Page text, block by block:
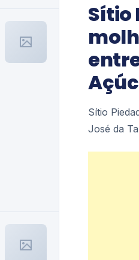
Sítio
Sítio
José da